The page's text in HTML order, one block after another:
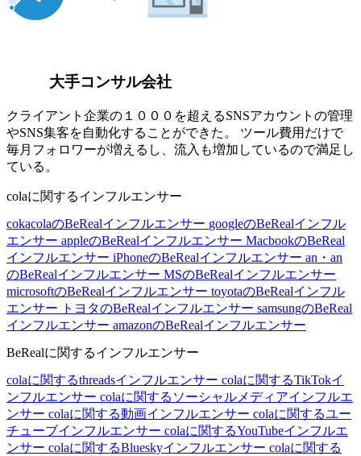
大手コンサル会社
クライアント企業の１０００を超えるSNSアカウントの管理
やSNS集客を自動化することができた。 ツール費用だけで
毎月フォロワーが増えるし、流入も増加しているので満足し
ている。
colaに関するインフルエンサー
cokacolaのBeRealインフルエンサー googleのBeRealインフル
エンサー appleのBeRealインフルエンサー MacbookのBeReal
インフルエンサー iPhoneのBeRealインフルエンサー an・an
のBeRealインフルエンサー MSのBeRealインフルエンサー
microsoftのBeRealインフルエンサー toyotaのBeRealインフル
エンサー
トヨタのBeRealインフルエンサー samsungのBeReal
インフルエンサー amazonのBeRealインフルエンサー
BeRealに関するインフルエンサー
colaに関するthreadsインフルエンサー colaに関するTikTokイ
ンフルエンサー colaに関するソーシャルメディアインフルエ
ンサー colaに関する動画インフルエンサー colaに関するユー
チューブインフルエンサー colaに関するYouTubeインフルエ
ンサー colaに関するBlueskyインフルエンサー colaに関する